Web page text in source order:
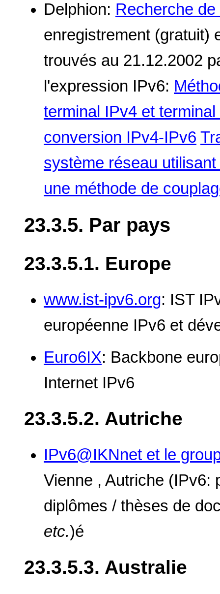
Delphion: Recherche
enregistrement (gratuit)
trouvés au 21.12.2002
l'expression IPv6:
terminal IPv4 et
conversion IPv4-IPv6
système réseau
une méthode de
23.3.5. Par pays
23.3.5.1. Europe
www.ist-ipv6.org: IST
européenne IPv6 et
Euro6IX: Backbone
Internet IPv6
23.3.5.2. Autriche
IPv6@IKNnet et le
Vienne , Autriche (IPv6:
diplômes / thèses de
etc.)é
23.3.5.3. Australie